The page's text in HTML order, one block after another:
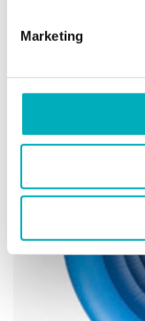
Marketing